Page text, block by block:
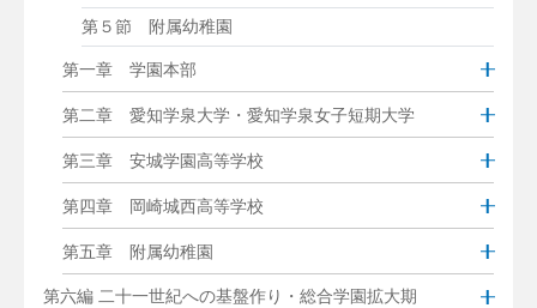
第５節 附属幼稚園
第一章 学園本部
第二章 愛知学泉大学・愛知学泉女子短期大学
第三章 安城学園高等学校
第四章 岡崎城西高等学校
第五章 附属幼稚園
第六編 二十一世紀への基盤作り・総合学園拡大期